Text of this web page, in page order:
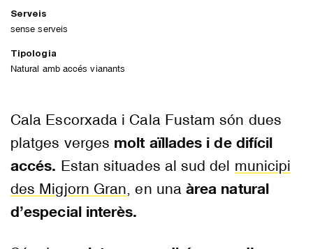
Serveis
sense serveis
Tipologia
Natural amb accés vianants
Cala Escorxada i Cala Fustam són dues
platges verges molt aïllades i de difícil
accés. Estan situades al sud del municipi
des Migjorn Gran, en unaàrea natural
d’especial interès.